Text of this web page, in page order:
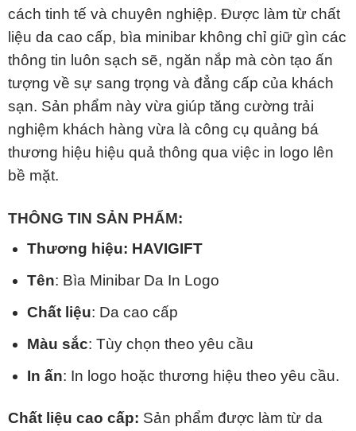
cách tinh tế và chuyên nghiệp. Được làm từ chất
liệu da cao cấp, bìa minibar không chỉ giữ gìn các
thông tin luôn sạch sẽ, ngăn nắp mà còn tạo ấn
tượng về sự sang trọng và đẳng cấp của khách
sạn. Sản phẩm này vừa giúp tăng cường trải
nghiệm khách hàng vừa là công cụ quảng bá
thương hiệu hiệu quả thông qua việc in logo lên
bề mặt.
THÔNG TIN SẢN PHẨM:
Thương hiệu: HAVIGIFT
Tên: Bìa Minibar Da In Logo
Chất liệu: Da cao cấp
Màu sắc: Tùy chọn theo yêu cầu
In ấn: In logo hoặc thương hiệu theo yêu cầu.
Chất liệu cao cấp: Sản phẩm được làm từ da